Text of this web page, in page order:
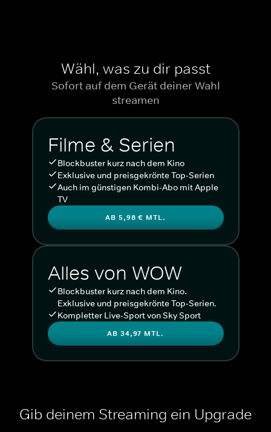
Wähl, was zu dir passt
Sofort auf dem Gerät deiner Wahl
streamen
Filme & Serien
Blockbuster kurz nach dem Kino
Exklusive und preisgekrönte Top-Serien
Auch im günstigen Kombi-Abo mit Apple
TV
AB 5,98 € MTL.
Alles von WOW
Blockbuster kurz nach dem Kino.
Exklusive und preisgekrönte Top-Serien.
Kompletter Live-Sport von Sky Sport
AB 34,97 MTL.
Gib deinem Streaming ein Upgrade